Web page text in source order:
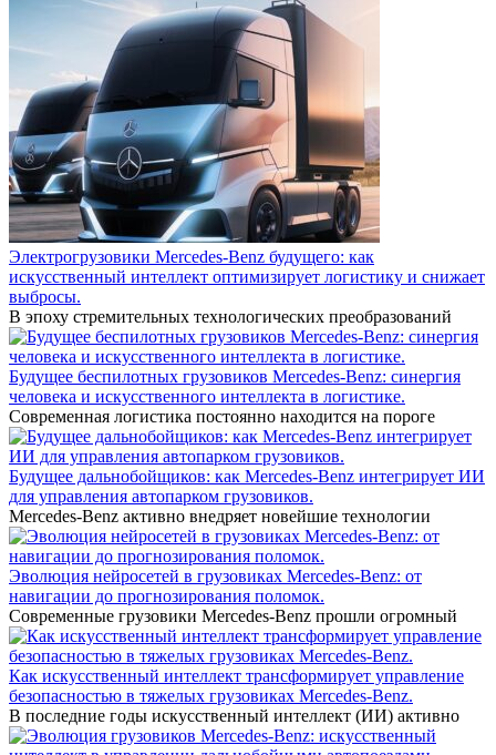
Электрогрузовики Mercedes-Benz будущего: как
искусственный интеллект оптимизирует логистику и снижает
выбросы.
В эпоху стремительных технологических преобразований
Будущее беспилотных грузовиков Mercedes-Benz: синергия
человека и искусственного интеллекта в логистике.
Современная логистика постоянно находится на пороге
Будущее дальнобойщиков: как Mercedes-Benz интегрирует ИИ
для управления автопарком грузовиков.
Mercedes-Benz активно внедряет новейшие технологии
Эволюция нейросетей в грузовиках Mercedes-Benz: от
навигации до прогнозирования поломок.
Современные грузовики Mercedes-Benz прошли огромный
Как искусственный интеллект трансформирует управление
безопасностью в тяжелых грузовиках Mercedes-Benz.
В последние годы искусственный интеллект (ИИ) активно